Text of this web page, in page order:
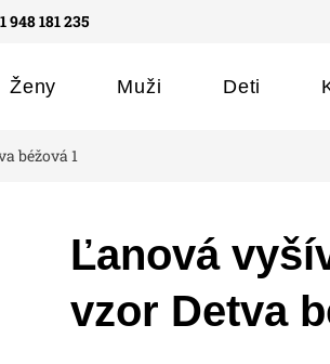
948 181 235
Ženy Muži Deti
béžová 1
Ľanová
vzor Detva